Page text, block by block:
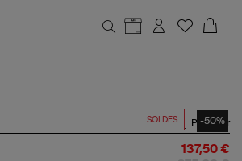
SOLDES -50%
Partager
137,50 €